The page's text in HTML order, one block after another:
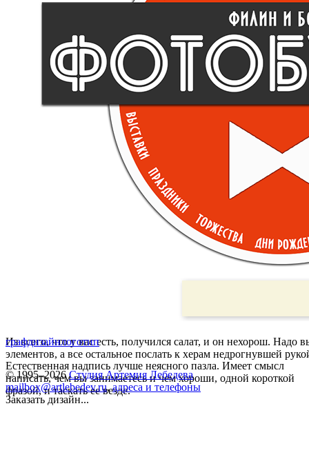
Из всего, что у вас есть, получился салат, и он нехорош. Надо
элементов, а все остальное послать к херам недрогнувшей
Естественная надпись лучше неясного пазла. Имеет смысл
написать, чем вы занимаетесь и чем хороши, одной короткой
фразой, и таскать ее везде.
графдизайнлоготип
© 1995–2026 Студия Артемия Лебедева
mailbox@artlebedev.ru, адреса и телефоны
Заказать дизайн...